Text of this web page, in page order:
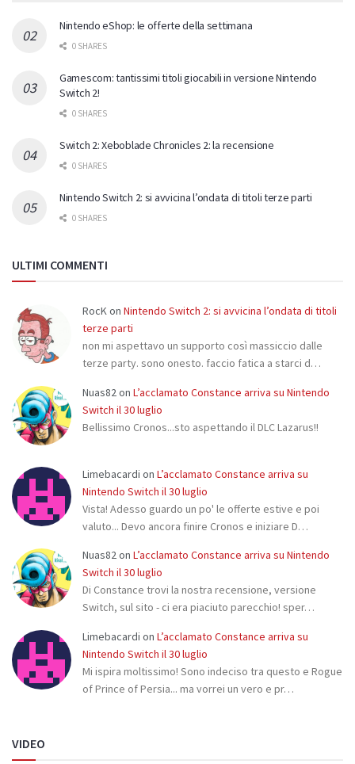
Nintendo eShop: le offerte della settimana
0 SHARES
Gamescom: tantissimi titoli giocabili in versione Nintendo
Switch 2!
0 SHARES
Switch 2: Xeboblade Chronicles 2: la recensione
0 SHARES
Nintendo Switch 2: si avvicina l’ondata di titoli terze parti
0 SHARES
ULTIMI COMMENTI
RocKon Nintendo Switch 2: si avvicina l’ondata di titoli
terze parti
non mi aspettavo un supporto così massiccio dalle
terze party. sono onesto. faccio fatica a starci d…
Nuas82on L’acclamato Constance arriva su Nintendo
Switch il 30 luglio
Bellissimo Cronos...sto aspettando il DLC Lazarus!!
Limebacardi on L’acclamato Constance arriva su
Nintendo Switch il 30 luglio
Vista! Adesso guardo un po' le offerte estive e poi
valuto... Devo ancora finire Cronos e iniziare D…
Nuas82on L’acclamato Constance arriva su Nintendo
Switch il 30 luglio
Di Constance trovi la nostra recensione, versione
Switch, sul sito - ci era piaciuto parecchio! sper…
Limebacardi on L’acclamato Constance arriva su
Nintendo Switch il 30 luglio
Mi ispira moltissimo! Sono indeciso tra questo e Rogue
of Prince of Persia... ma vorrei un vero e pr…
VIDEO